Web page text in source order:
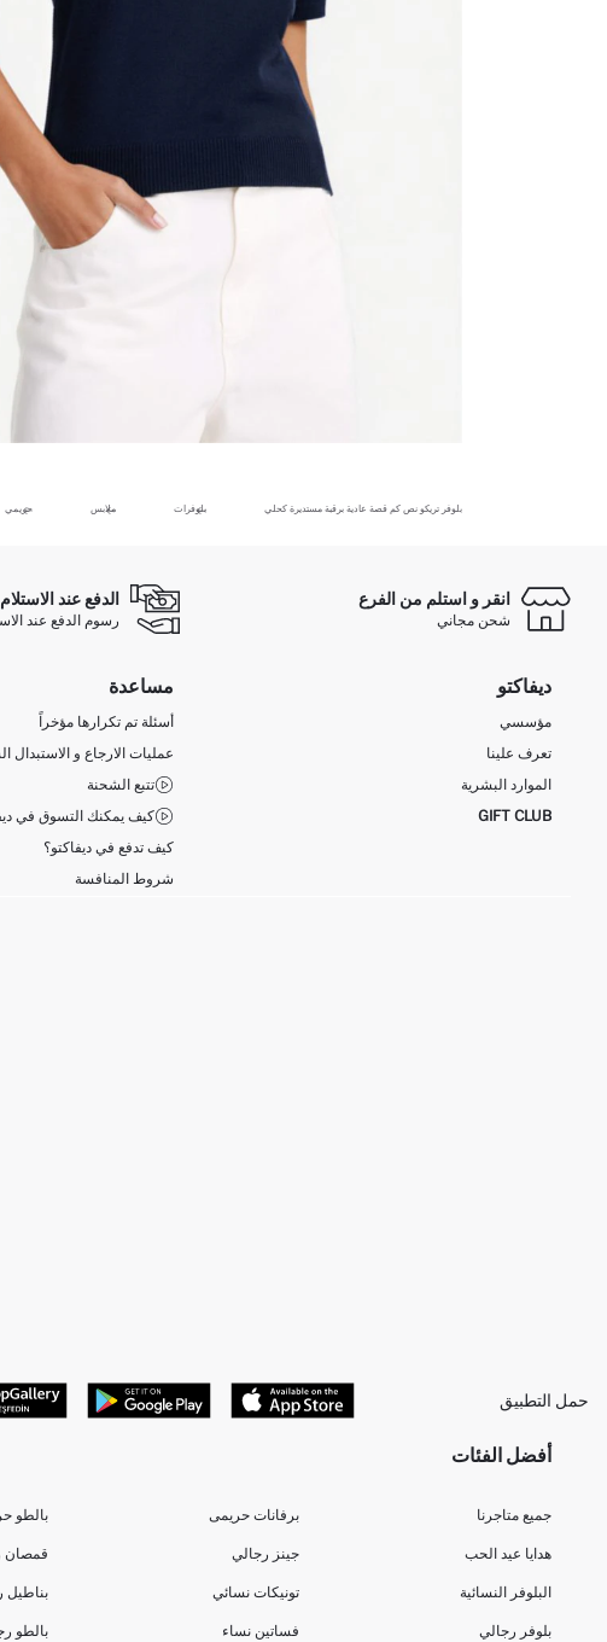
حريمي ملابس بلوفرات بلوفر تريكو نص كم قصة عادية برقبة مستديرة كحلي
انقر و استلم من الفرع
شحن مجاني
الدفع عند الاستلام
رسوم الدفع عند الاستلام
ديفاكتو
مؤسسي
تعرف علينا
الموارد البشرية
GIFT CLUB
مساعدة
أسئلة تم تكرارها مؤخراً
عمليات الارجاع و الاستبدال
تتبع الشحنة
كيف يمكنك التسوق في
كيف تدفع في ديفاكتو؟
شروط المنافسة
حمل التطبيق
أفضل الفئات
جميع متاجرنا
هدايا عيد الحب
البلوفر النسائية
بلوفر رجالي
برفانات حريمى
جينز رجالي
تونيكات نسائي
فساتين نساء
بالطو
قمصان
بناطيل
بالطو